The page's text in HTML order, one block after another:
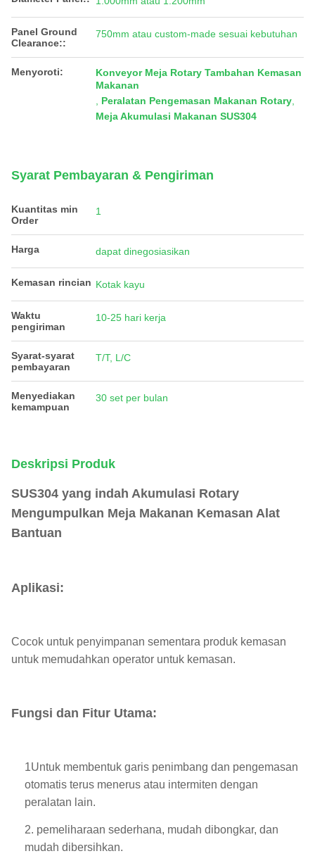
Panel Ground
Clearance::
750mm atau custom-made sesuai kebutuhan
Menyoroti:
Konveyor Meja Rotary Tambahan Kemasan
Makanan
Peralatan Pengemasan Makanan Rotary
Meja Akumulasi Makanan SUS304
Syarat Pembayaran & Pengiriman
Kuantitas min
Order
1
Harga dapat dinegosiasikan
Kemasan rincian Kotak kayu
Waktu
pengiriman
10-25 hari kerja
Syarat-syarat
pembayaran
T/T, L/C
Menyediakan
kemampuan
30 set per bulan
Deskripsi Produk
SUS304 yang indah Akumulasi Rotary
Mengumpulkan Meja Makanan Kemasan Alat
Bantuan
Aplikasi:
Cocok untuk penyimpanan sementara produk kemasan
untuk memudahkan operator untuk kemasan.
Fungsi dan Fitur Utama:
1Untuk membentuk garis penimbang dan pengemasan
otomatis terus menerus atau intermiten dengan
peralatan lain.
2. pemeliharaan sederhana, mudah dibongkar, dan
mudah dibersihkan.